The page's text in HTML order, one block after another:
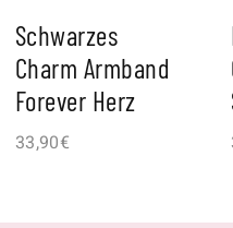
Schwarzes
Charm Armband
Forever Herz
33,90€